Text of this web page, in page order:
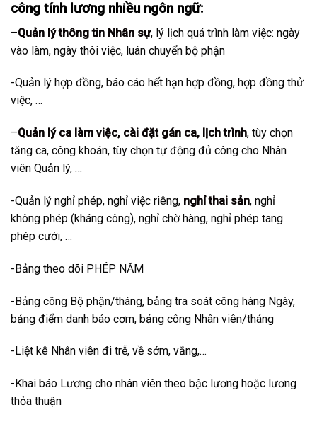
công tính lương nhiều ngôn ngữ:
–Quản lý thông tin Nhân sự, lý lịch quá trình làm việc: ngày
vào làm, ngày thôi việc, luân chuyển bộ phận
-Quản lý hợp đồng, báo cáo hết hạn hợp đồng, hợp đồng thử
việc, …
–Quản lý ca làm việc, cài đặt gán ca, lịch trình, tùy chọn
tăng ca, công khoán, tùy chọn tự động đủ công cho Nhân
viên Quản lý, …
-Quản lý nghỉ phép, nghỉ việc riêng, nghỉ thai sản, nghỉ
không phép (kháng công), nghỉ chờ hàng, nghỉ phép tang
phép cưới, …
-Bảng theo dõi PHÉP NĂM
-Bảng công Bộ phận/tháng, bảng tra soát công hàng Ngày,
bảng điểm danh báo cơm, bảng công Nhân viên/tháng
-Liệt kê Nhân viên đi trễ, về sớm, vắng,…
-Khai báo Lương cho nhân viên theo bậc lương hoặc lương
thỏa thuận